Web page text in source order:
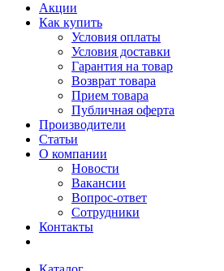
Акции
Как купить
Условия оплаты
Условия доставки
Гарантия на товар
Возврат товара
Прием товара
Публичная оферта
Производители
Статьи
О компании
Новости
Вакансии
Вопрос-ответ
Сотрудники
Контакты